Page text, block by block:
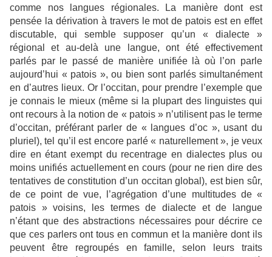
comme nos langues régionales. La manière dont est
pensée la dérivation à travers le mot de patois est en effet
discutable, qui semble supposer qu’un « dialecte »
régional et au-delà une langue, ont été effectivement
parlés par le passé de manière unifiée là où l’on parle
aujourd’hui « patois », ou bien sont parlés simultanément
en d’autres lieux. Or l’occitan, pour prendre l’exemple que
je connais le mieux (même si la plupart des linguistes qui
ont recours à la notion de « patois » n’utilisent pas le terme
d’occitan, préférant parler de « langues d’oc », usant du
pluriel), tel qu’il est encore parlé « naturellement », je veux
dire en étant exempt du recentrage en dialectes plus ou
moins unifiés actuellement en cours (pour ne rien dire des
tentatives de constitution d’un occitan global), est bien sûr,
de ce point de vue, l’agrégation d’une multitudes de «
patois » voisins, les termes de dialecte et de langue
n’étant que des abstractions nécessaires pour décrire ce
que ces parlers ont tous en commun et la manière dont ils
peuvent être regroupés en famille, selon leurs traits